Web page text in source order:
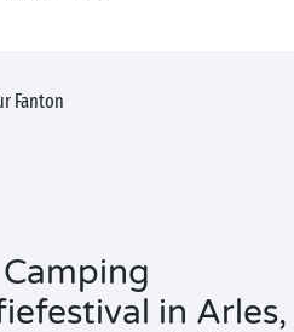
Fanton
Camping
in Arles,